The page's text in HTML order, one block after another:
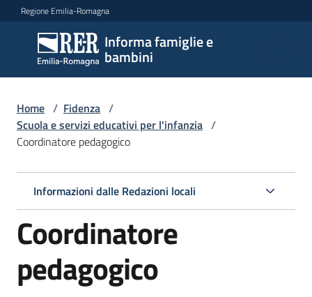
Vai al contenuto
Vai alla navigazione
Vai al footer
Regione Emilia-Romagna
Informa famiglie e
bambini
Informa
famiglie
e
bambini
per
le
Home / Fidenza /
Scuola e servizi educativi per l'infanzia /
Coordinatore pedagogico
Informazioni dalle Redazioni locali
Coordinatore
pedagogico